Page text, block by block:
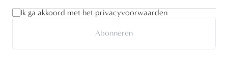
Ik ga akkoord met het privacyvoorwaarden
Abonneren